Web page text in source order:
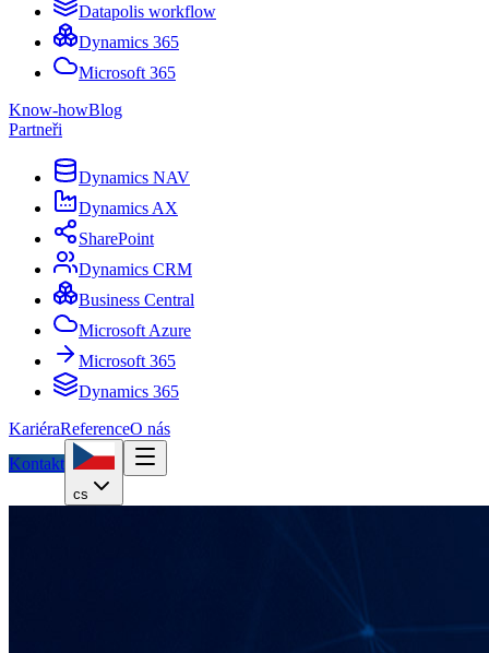
Datapolis workflow
Dynamics 365
Microsoft 365
Know-howBlog
Partneři
Dynamics NAV
Dynamics AX
SharePoint
Dynamics CRM
Business Central
Microsoft Azure
Microsoft 365
Dynamics 365
KariéraReferenceO nás
Kontakt
cs